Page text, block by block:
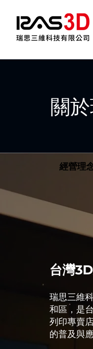
關
經營理
台灣
瑞思三維
和區，是
列印專賣
的普及與應